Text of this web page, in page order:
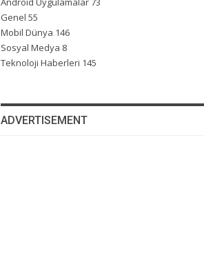
Genel 55
Mobil Dünya 146
Sosyal Medya 8
Teknoloji Haberleri 145
ADVERTISEMENT